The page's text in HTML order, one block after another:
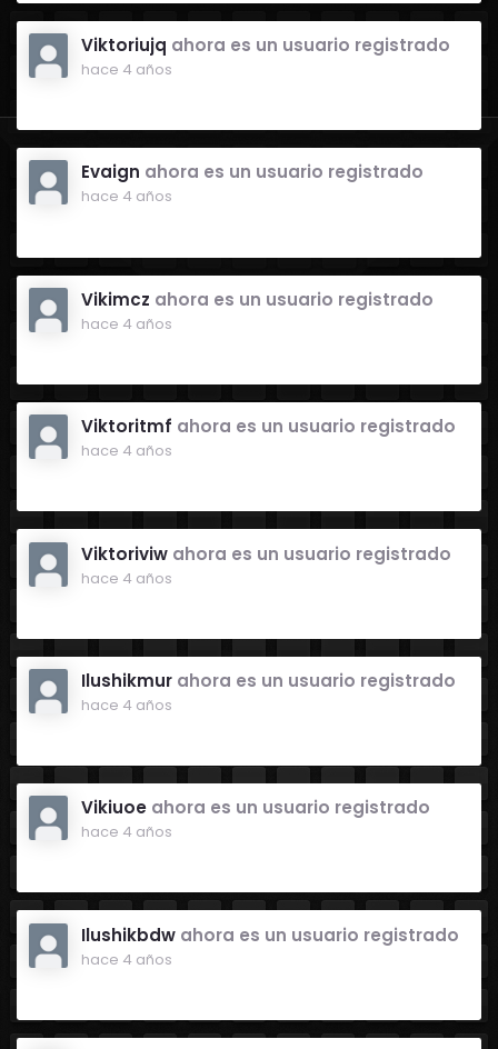
Viktoriujq ahora es un usuario registrado
hace 4 años
Evaign ahora es un usuario registrado
hace 4 años
Vikimcz ahora es un usuario registrado
hace 4 años
Viktoritmf ahora es un usuario registrado
hace 4 años
Viktoriviw ahora es un usuario registrado
hace 4 años
Ilushikmur ahora es un usuario registrado
hace 4 años
Vikiuoe ahora es un usuario registrado
hace 4 años
Ilushikbdw ahora es un usuario registrado
hace 4 años